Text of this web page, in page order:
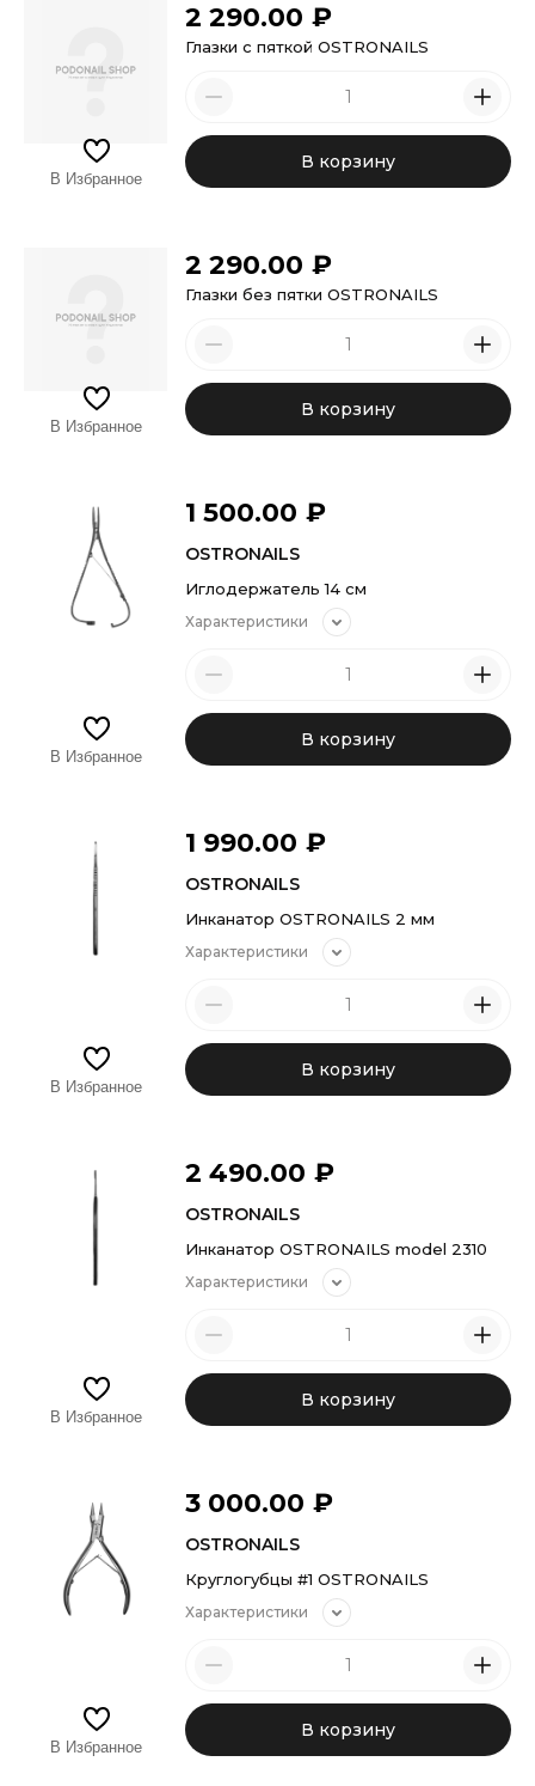
2 290.00 ₽
Глазки c пяткой OSTRONAILS
В корзину
В Избранное
2 290.00 ₽
Глазки без пятки OSTRONAILS
В корзину
В Избранное
1 500.00 ₽
OSTRONAILS
Иглодержатель 14 см
Характеристики
В корзину
В Избранное
1 990.00 ₽
OSTRONAILS
Инканатор OSTRONAILS 2 мм
Характеристики
В корзину
В Избранное
2 490.00 ₽
OSTRONAILS
Инканатор OSTRONAILS model 2310
Характеристики
В корзину
В Избранное
3 000.00 ₽
OSTRONAILS
Круглогубцы #1 OSTRONAILS
Характеристики
В корзину
В Избранное